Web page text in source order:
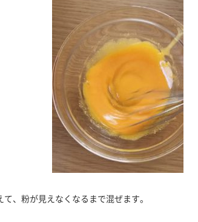
、粉が見えなくなるまで混ぜます。